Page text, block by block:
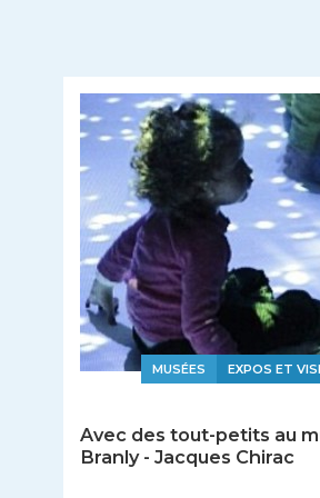
MUSÉES EXPOS ET
Avec des tout-petits au
Branly - Jacques Chirac